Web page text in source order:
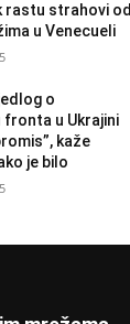
rastu strahovi od
u Venecueli
o
fronta u Ukrajini
kaže
je bilo